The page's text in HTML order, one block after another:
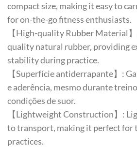
compact size, making it easy to
for on-the-go fitness enthusiasts.
【High-quality Rubber Material
quality natural rubber, providing
stability during practice.
【Superfície antiderrapante】:
e aderência, mesmo durante
condições de suor.
【Lightweight Construction】:
to transport, making it perfect for
practices.